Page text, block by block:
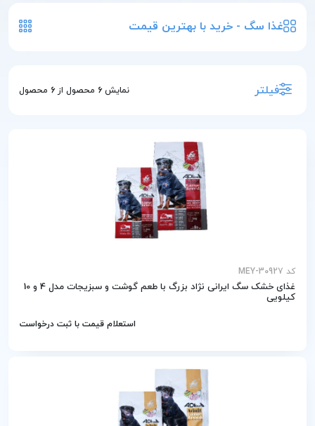
غذا سگ - خرید با بهترین قیمت
فیلتر نمایش6 محصول از6 محصول
کد MEY-30927
غذای خشک سگ ایرانی نژاد بزرگ با طعم گوشت و سبزیجات مدل 4 و 10
کیلویی
استعلام قیمت با ثبت درخواست